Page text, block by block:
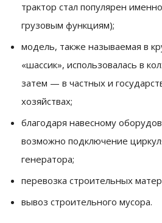
трактор стал популярен
грузовым функциям);
модель, также называемая в
«шассик», использовалась в
затем — в частных и
хозяйствах;
благодаря навесному
возможно подключение
генератора;
перевозка строительных
вывоз строительного мусора.